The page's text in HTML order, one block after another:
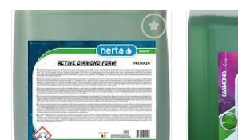
Add to
wishlist